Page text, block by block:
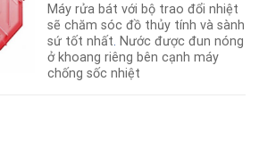
Máy rửa bát với bộ trao đổi nhiệt
sẽ chăm sóc đồ thủy tính và sành
sứ tốt nhất. Nước được đun nóng
ở khoang riêng bên cạnh máy
chống sốc nhiệt